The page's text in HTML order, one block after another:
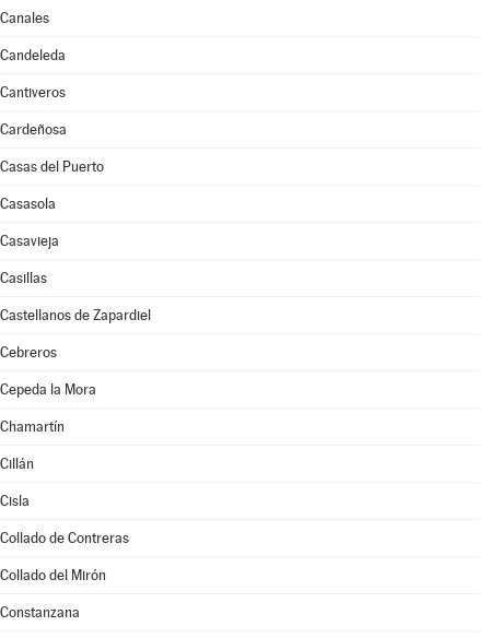
Canales
Candeleda
Cantiveros
Cardeñosa
Casas del Puerto
Casasola
Casavieja
Casillas
Castellanos de Zapardiel
Cebreros
Cepeda la Mora
Chamartín
Cillán
Cisla
Collado de Contreras
Collado del Mirón
Constanzana